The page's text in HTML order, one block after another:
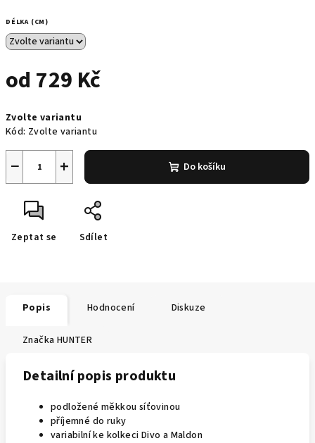
DÉLKA (CM)
od 729 Kč
cena:
Zvolte variantu
Kód: Zvolte variantu
+
− Do košíku
Zeptat se Sdílet
Popis Hodnocení Diskuze
Značka HUNTER
Detailní popis produktu
podložené měkkou síťovinou
příjemné do ruky
variabilní ke kolkeci Divo a Maldon